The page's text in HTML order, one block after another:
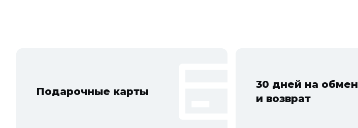
Подарочные карты
30 дней на обмен
и возврат